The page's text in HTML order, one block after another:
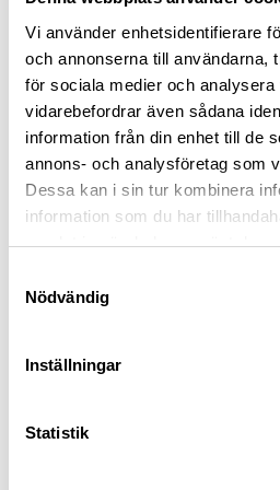
Vi använder enhetsidentifierare
och annonserna till användarna,
för sociala medier och
vidarebefordrar även sådana
information från din enhet till de
annons- och analysföretag som
Dessa kan i sin tur kombinera
information som du har
samlat in när du har använt
Nödvändig
Inställningar
Statistik
Vetbed Retro -
Grå/svart/vit
Tjocklek ca 28 mm. Finns i tre storlekar
119kr